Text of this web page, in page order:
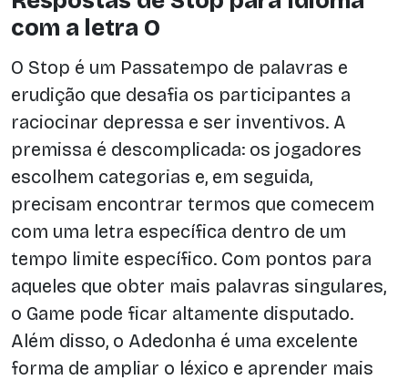
com a letra O
O Stop é um Passatempo de palavras e
erudição que desafia os participantes a
raciocinar depressa e ser inventivos. A
premissa é descomplicada: os jogadores
escolhem categorias e, em seguida,
precisam encontrar termos que comecem
com uma letra específica dentro de um
tempo limite específico. Com pontos para
aqueles que obter mais palavras singulares,
o Game pode ficar altamente disputado.
Além disso, o Adedonha é uma excelente
forma de ampliar o léxico e aprender mais